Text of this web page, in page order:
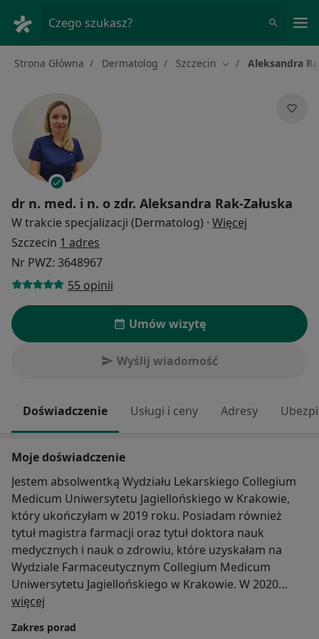
Czego szukasz?
Strona Główna Dermatolog Szczecin Zmień miasto
Aleksandra
dr n. med. i n. o zdr. Aleksandra Rak-Załuska
W trakcie specjalizacji (Dermatolog) · Więcej
Szczecin 1 adres
Nr PWZ: 3648967
55 opinii
Umów wizytę
Wyślij wiadomość
Doświadczenie Usługi i ceny Adresy
Moje doświadczenie
Jestem absolwentką Wydziału Lekarskiego Collegium
Medicum Uniwersytetu Jagiellońskiego w Krakowie,
który ukończyłam w 2019 roku. Posiadam również
tytuł magistra farmacji oraz tytuł doktora nauk
medycznych i nauk o zdrowiu, które uzyskałam na
Wydziale Farmaceutycznym Collegium Medicum
Uniwersytetu Jagiellońskiego w Krakowie. W 2020
roku, uzyskując jeden z najwyższych wyników
specjalizację w Klinice Chorób Skórnych i
więcej
Zakres porad